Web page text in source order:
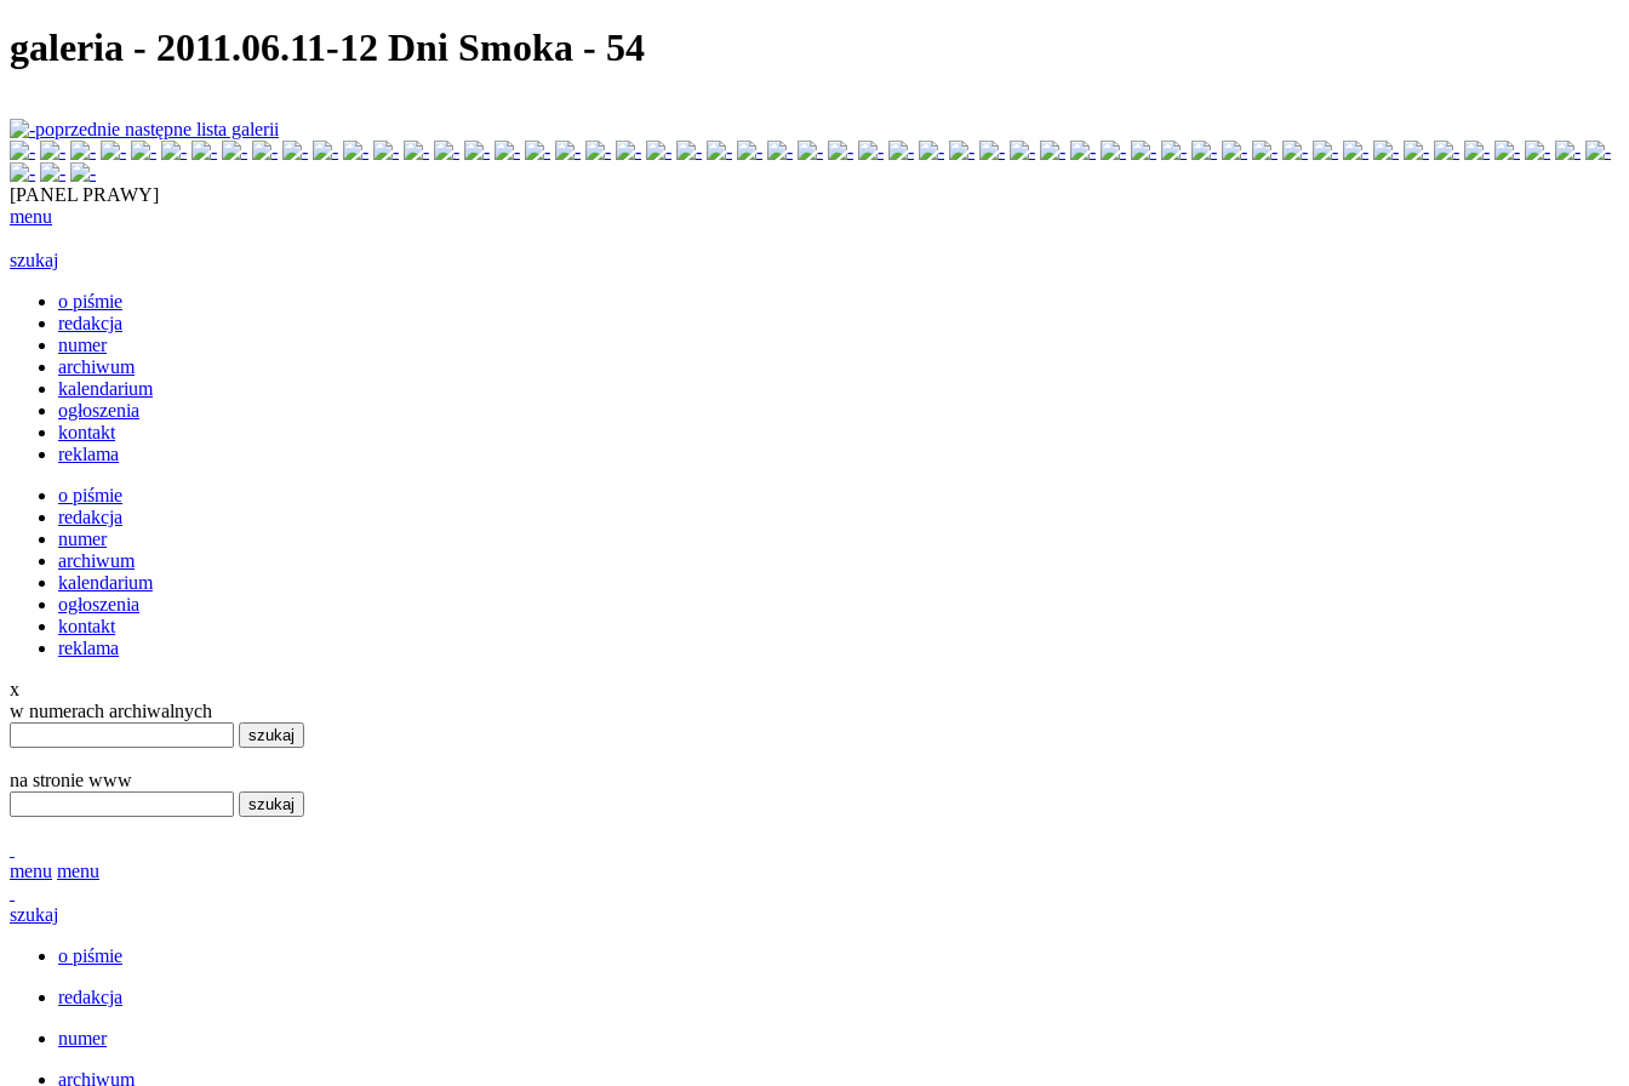
galeria - 2011.06.11-12 Dni Smoka - 54
poprzednie następne lista galerii
[PANEL PRAWY]
menu
szukaj
o piśmie
redakcja
numer
archiwum
kalendarium
ogłoszenia
kontakt
reklama
o piśmie
redakcja
numer
archiwum
kalendarium
ogłoszenia
kontakt
reklama
x
w numerach archiwalnych
szukaj
na stronie www
szukaj
menu menu
szukaj
o piśmie
redakcja
numer
archiwum